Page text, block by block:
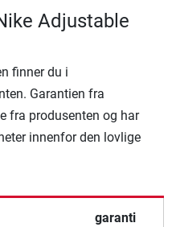
Adjustable
finner du i
Garantien fra
fra produsenten og har
innenfor den lovlige
garanti